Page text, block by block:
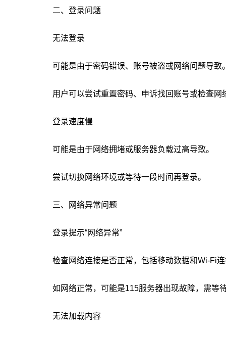
二、登录问题
无法登录
可能是由于密码错误、账号被盗或网络问题导致。
用户可以尝试重置密码、申诉找回账号或检查网
登录速度慢
可能是由于网络拥堵或服务器负载过高导致。
尝试切换网络环境或等待一段时间再登录。
三、网络异常问题
登录提示“网络异常”
检查网络连接是否正常，包括移动数据和Wi-Fi连
如网络正常，可能是115服务器出现故障，需等
无法加载内容